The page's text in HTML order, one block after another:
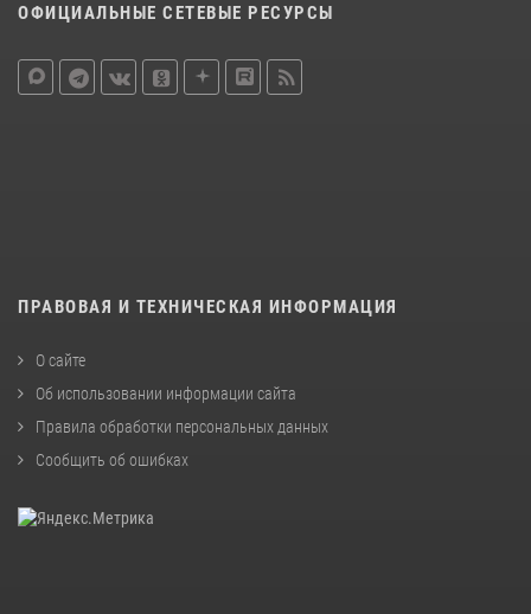
ОФИЦИАЛЬНЫЕ СЕТЕВЫЕ РЕСУРСЫ
ПРАВОВАЯ И ТЕХНИЧЕСКАЯ ИНФОРМАЦИЯ
О сайте
Об использовании информации сайта
Правила обработки персональных данных
Сообщить об ошибках